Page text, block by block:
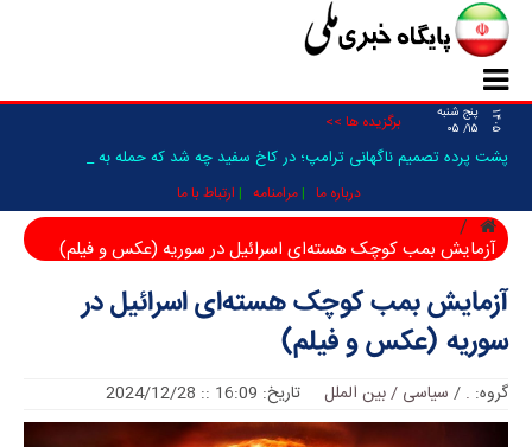
۱۴۰۵
پنج شنبه
۱۵/ ۰۵
برگزیده ها >>
پشت پرده تصمیم ناگهانی ترامپ؛ در کاخ سفید چه شد که حمله به ایرا_
درباره ما مرامنامه ارتباط با ما
آزمایش بمب کوچک هسته‌ای اسرائیل در سوریه (عکس و فیلم)
آزمایش بمب کوچک هسته‌ای اسرائیل در
سوریه (عکس و فیلم)
گروه: .
/ سیاسی / بین الملل تاریخ: 16:09 :: 2024/12/28